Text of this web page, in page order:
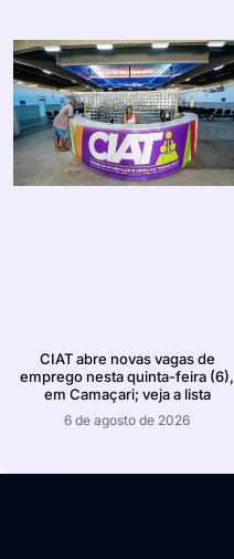
CIAT abre novas vagas de
emprego nesta quinta-feira (6),
em Camaçari; veja a lista
6 de agosto de 2026